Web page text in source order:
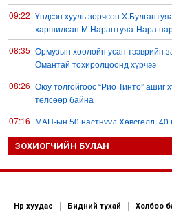
09:22 Үндсэн хууль зөрчсөн
харшилсан М.Нарантуяа-Нара
08:35 Ормузын хоолойн усан тээврийн
Омантай тохиролцоонд хүрчээ
08:26 Оюу толгойгоос “Рио Тинто” ашиг
төлсөөр байна
07:16 МАН-ын 50 настнууд Хөвсгөлд, 40
07:06 А.Ариунзаяа: Хүний нэр төрийг
хамгаалах ёстой
ЗОХИОГЧИЙН БУЛАН
Нүүр хуудас Бидний тухай Холбоо